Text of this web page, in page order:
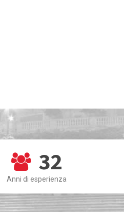
32
Anni di esperienza